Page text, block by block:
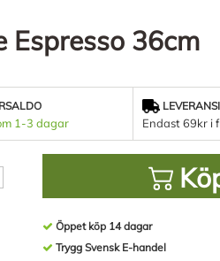
Espresso 36cm
1-3 dagar Endast 69kr i
Öppet köp 14 dagar
Trygg Svensk E-handel